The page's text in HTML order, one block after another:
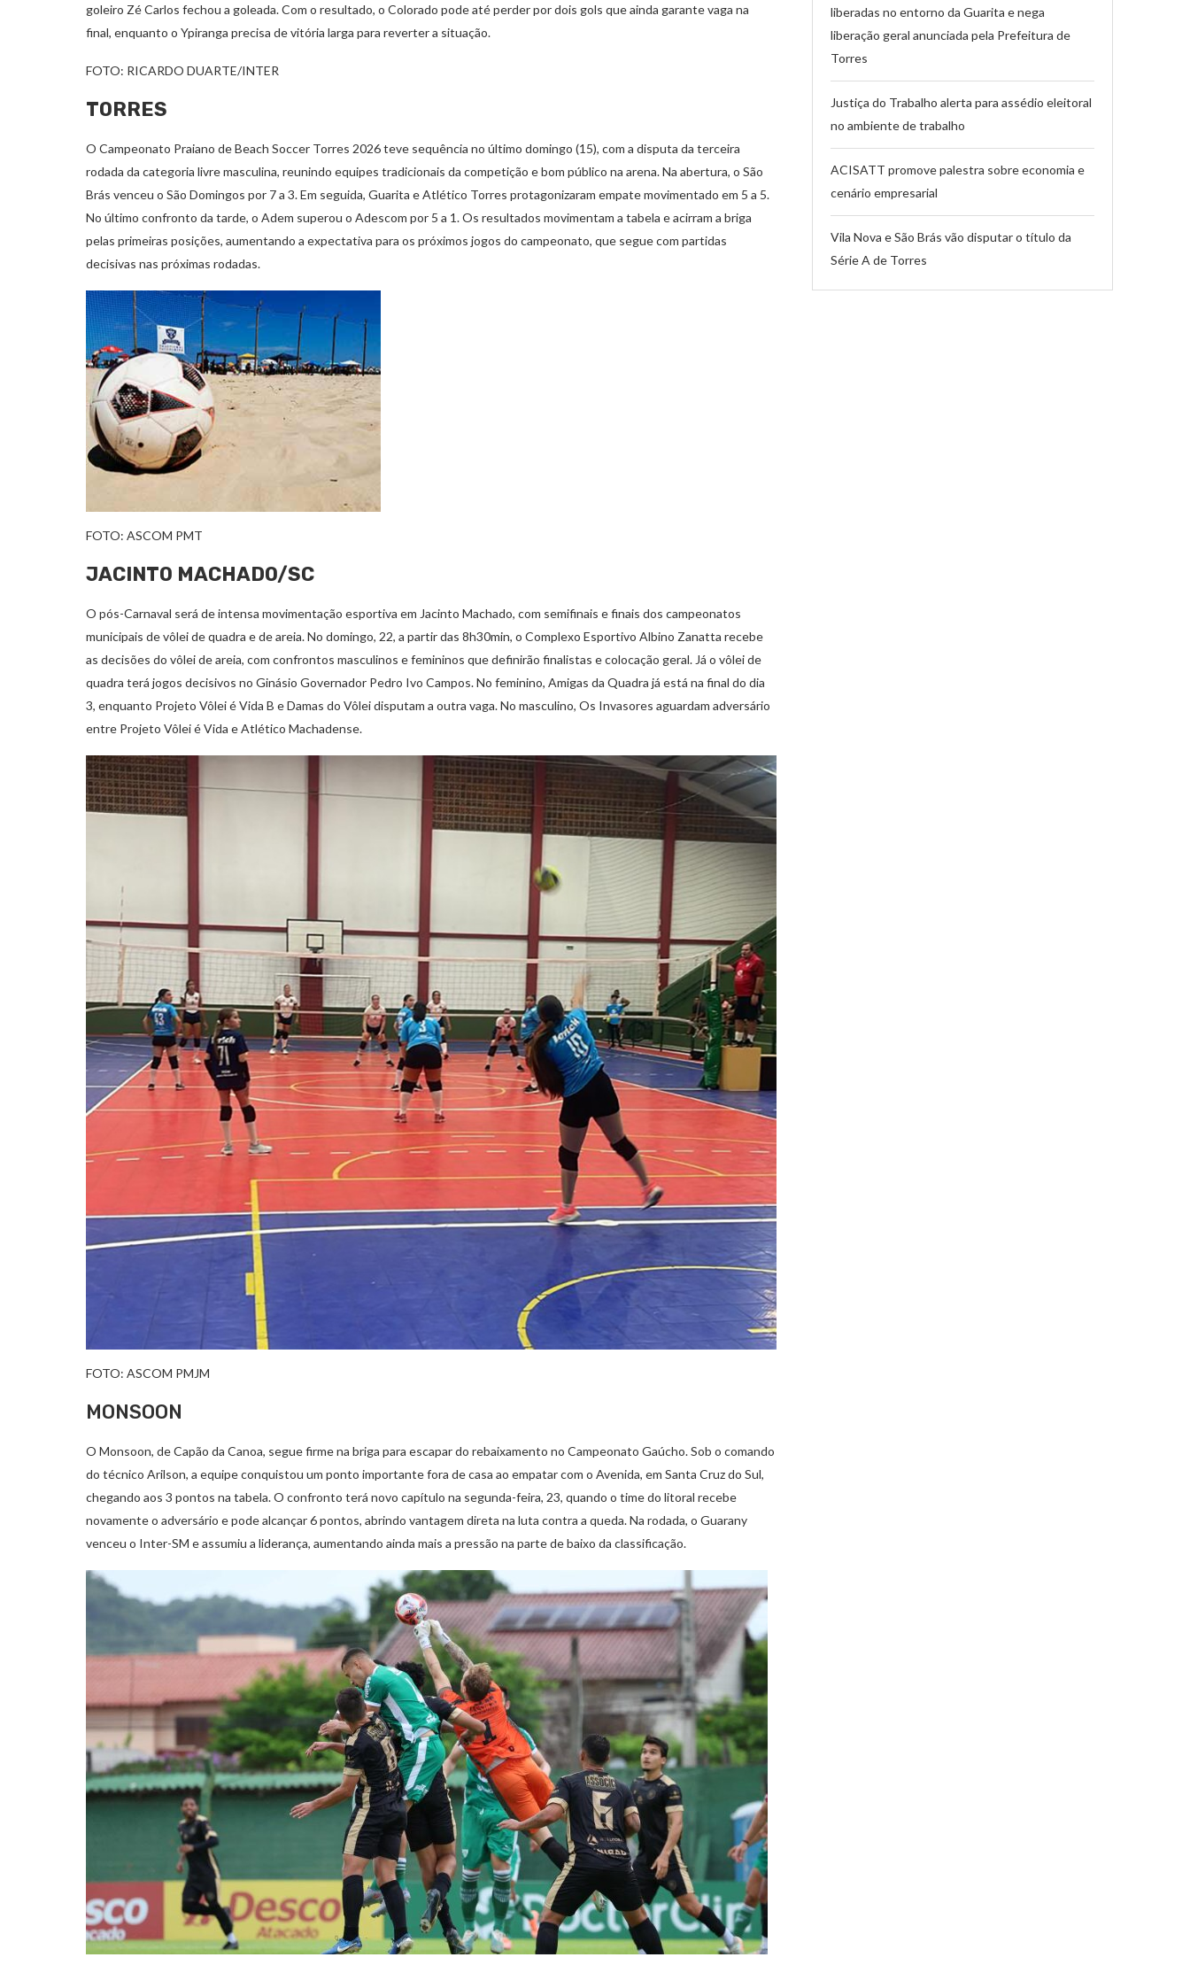
goleiro Zé Carlos fechou a goleada. Com o resultado, o Colorado pode até perder por dois gols que ainda garante vaga na
final, enquanto o Ypiranga precisa de vitória larga para reverter a situação.
FOTO: RICARDO DUARTE/INTER
TORRES
O Campeonato Praiano de Beach Soccer Torres 2026 teve sequência no último domingo (15), com a disputa da terceira
rodada da categoria livre masculina, reunindo equipes tradicionais da competição e bom público na arena. Na abertura, o São
Brás venceu o São Domingos por 7 a 3. Em seguida, Guarita e Atlético Torres protagonizaram empate movimentado em 5 a 5.
No último confronto da tarde, o Adem superou o Adescom por 5 a 1. Os resultados movimentam a tabela e acirram a briga
pelas primeiras posições, aumentando a expectativa para os próximos jogos do campeonato, que segue com partidas
decisivas nas próximas rodadas.
FOTO: ASCOM PMT
JACINTO MACHADO/SC
O pós-Carnaval será de intensa movimentação esportiva em Jacinto Machado, com semifinais e finais dos campeonatos
municipais de vôlei de quadra e de areia. No domingo, 22, a partir das 8h30min, o Complexo Esportivo Albino Zanatta recebe
as decisões do vôlei de areia, com confrontos masculinos e femininos que definirão finalistas e colocação geral. Já o vôlei de
quadra terá jogos decisivos no Ginásio Governador Pedro Ivo Campos. No feminino, Amigas da Quadra já está na final do dia
3, enquanto Projeto Vôlei é Vida B e Damas do Vôlei disputam a outra vaga. No masculino, Os Invasores aguardam adversário
entre Projeto Vôlei é Vida e Atlético Machadense.
FOTO: ASCOM PMJM
MONSOON
O Monsoon, de Capão da Canoa, segue firme na briga para escapar do rebaixamento no Campeonato Gaúcho. Sob o comando
do técnico Arilson, a equipe conquistou um ponto importante fora de casa ao empatar com o Avenida, em Santa Cruz do Sul,
chegando aos 3 pontos na tabela. O confronto terá novo capítulo na segunda-feira, 23, quando o time do litoral recebe
novamente o adversário e pode alcançar 6 pontos, abrindo vantagem direta na luta contra a queda. Na rodada, o Guarany
venceu o Inter-SM e assumiu a liderança, aumentando ainda mais a pressão na parte de baixo da classificação.
liberadas no entorno da Guarita e nega
liberação geral anunciada pela Prefeitura de
Torres
Justiça do Trabalho alerta para assédio eleitoral
no ambiente de trabalho
ACISATT promove palestra sobre economia e
cenário empresarial
Vila Nova e São Brás vão disputar o título da
Série A de Torres